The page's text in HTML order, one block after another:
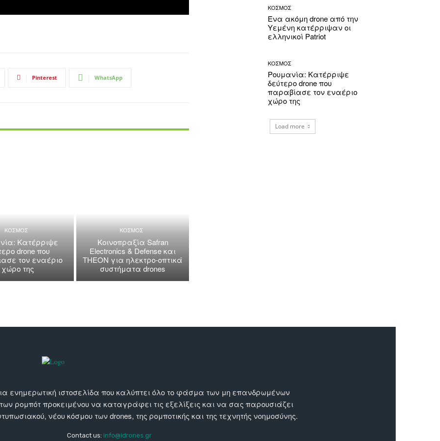
Pinterest WhatsApp
ΚΟΣΜΟΣ
Κατέρριψε
drone που
τον εναέριο
χώρο της
ΚΟΣΜΟΣ
Κοινοπραξία Safran
Electronics & Defense και
THEON για ηλεκτρο-οπτικά
συστήματα drones
ΚΟΣΜΟΣ
Ένα ακόμη drone από την
Υεμένη κατέρριψαν οι
ελληνικοί Patriot
ΚΟΣΜΟΣ
Ρουμανία: Κατέρριψε
δεύτερο drone που
παραβίασε τον εναέριο
χώρο της
Load more
ενημερωτική ιστοσελίδα που καλύπτει όλο το φάσμα των μη επανδρωμένων
ρομπότ προκειμένου να καταγράφει τις εξελίξεις και να σας παρουσιάζει
νέου κόσμου των drones, της ρομποτικής και της τεχνητής νοημοσύνης.
Contact us: info@idrones.gr